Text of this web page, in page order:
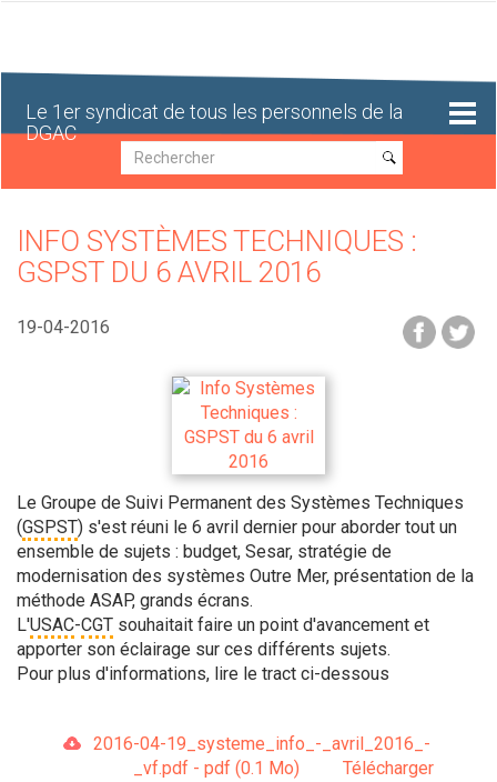
Le 1er syndicat de tous les personnels de la
DGAC
Recherche
Recherche
INFO SYSTÈMES TECHNIQUES :
GSPST DU 6 AVRIL 2016
19-04-2016
Le Groupe de Suivi Permanent des Systèmes Techniques
(GSPST) s'est réuni le 6 avril dernier pour aborder tout un
ensemble de sujets : budget, Sesar, stratégie de
modernisation des systèmes Outre Mer, présentation de la
méthode ASAP, grands écrans.
L'USAC-CGT souhaitait faire un point d'avancement et
apporter son éclairage sur ces différents sujets.
Pour plus d'informations, lire le tract ci-dessous
2016-04-19_systeme_info_-_avril_2016_-
_vf.pdf - pdf (0.1 Mo)
Télécharger